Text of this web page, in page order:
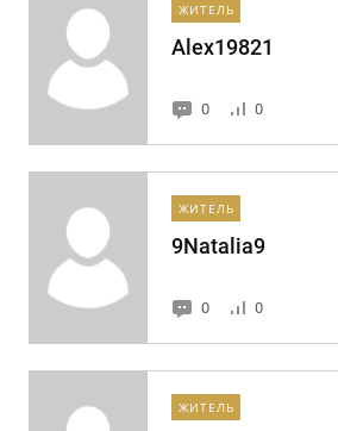
ЖИТЕЛЬ
Alex19821
0 0
ЖИТЕЛЬ
9Natalia9
0 0
ЖИТЕЛЬ